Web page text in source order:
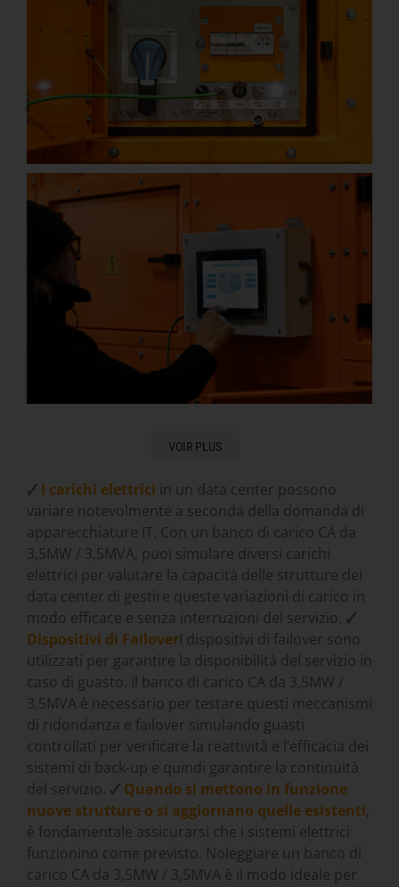
VOIR PLUS
🗸 I carichi elettrici in un data center possono
variare notevolmente a seconda della domanda di
apparecchiature IT. Con un banco di carico CA da
3,5MW / 3,5MVA, puoi simulare diversi carichi
elettrici per valutare la capacità delle strutture dei
data center di gestire queste variazioni di carico in
modo efficace e senza interruzioni del servizio. 🗸
Dispositivi di FailoverI dispositivi di failover sono
utilizzati per garantire la disponibilità del servizio in
caso di guasto. Il banco di carico CA da 3,5MW /
3,5MVA è necessario per testare questi meccanismi
di ridondanza e failover simulando guasti
controllati per verificare la reattività e l’efficacia dei
sistemi di back-up e quindi garantire la continuità
del servizio. 🗸 Quando si mettono in funzione
nuove strutture o si aggiornano quelle esistenti,
è fondamentale assicurarsi che i sistemi elettrici
funzionino come previsto. Noleggiare un banco di
carico CA da 3,5MW / 3,5MVA è il modo ideale per